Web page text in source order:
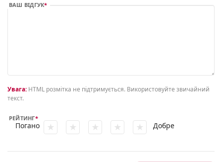
ВАШ ВІДГУК
Увага: HTML розмітка не підтримується. Використовуйте звичайний
текст.
РЕЙТИНГ
Погано Добре